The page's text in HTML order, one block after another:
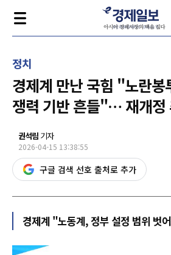
정치
경제계 만난 국힘 "노란봉
쟁력 기반 흔들"… 재개정
권석림 기자
2026-04-15 13:38:55
구글 검색 선호 출처로 추가
경제계 "노동계, 정부 설정 범위 벗